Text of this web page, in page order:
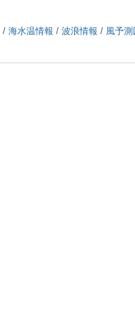
/ 海水温情報 / 波浪情報 / 風予測